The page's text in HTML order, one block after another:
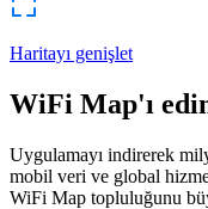
Haritayı genişlet
WiFi Map'ı
Uygulamayı indirerek
mobil veri ve global
WiFi Map topluluğunu